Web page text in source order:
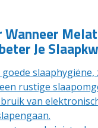
Wanneer
Je
slaaphygiëne,
rustige
van